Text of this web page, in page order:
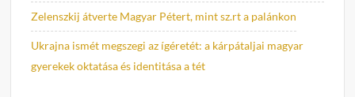
Zelenszkij átverte Magyar Pétert, mint sz.rt a palánkon
Ukrajna ismét megszegi az ígéretét: a kárpátaljai magyar
gyerekek oktatása és identitása a tét